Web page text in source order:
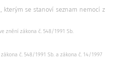
kterým se stanoví seznam nemocí z
znění zákona č. 548/1991 Sb.
č. 548/1991 Sb. a zákona č. 14/1997